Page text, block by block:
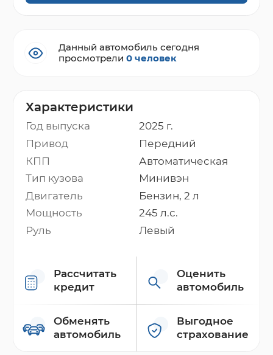
Характеристики
Год выпуска
2025 г.
Привод
Передний
КПП
Автоматическая
Тип кузова
Минивэн
Двигатель
Бензин, 2 л
Мощность
245 л.с.
Руль
Левый
Рассчитать
кредит
Оценить
автомобиль
Обменять
автомобиль
Выгодное
страхование
Данный автомобиль сегодня
просмотрели0 человек